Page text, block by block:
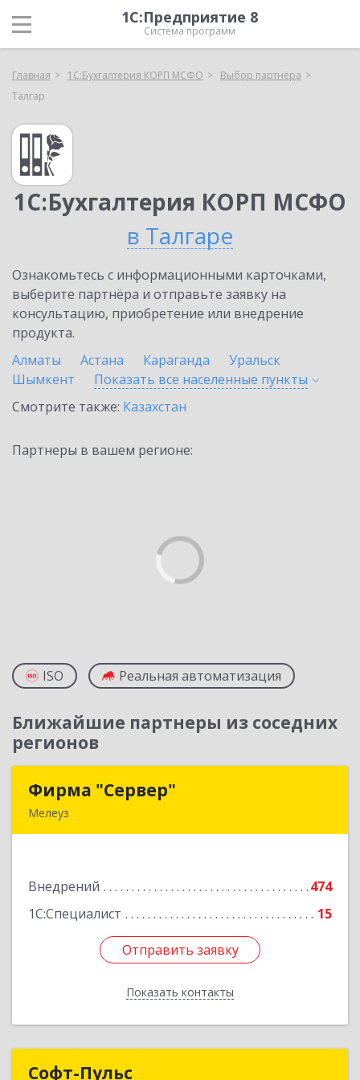
1С:Предприятие 8
Система программ
Главная 1С:Бухгалтерия КОРП МСФО
Выбор партнёра
Талгар
1С:Бухгалтерия КОРП МСФО
в Талгаре
Ознакомьтесь с информационными карточками,
выберите партнёра и отправьте заявку на
консультацию, приобретение или внедрение
продукта.
Алматы
Астана Караганда
Уральск
Шымкент
Показать все населенные пункты
Смотрите также: Казахстан
Партнеры в вашем регионе:
ISO Реальная автоматизация
Ближайшие партнеры из соседних
регионов
Фирма "Сервер"
Мелеуз
Внедрений
474
1С:Специалист
15
Отправить заявку
Показать контакты
Подробнее
Отправить заявку
Назад
Софт-Пульс